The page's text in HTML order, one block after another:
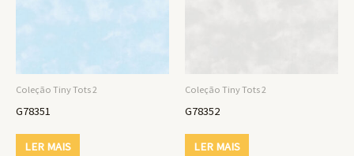
Coleção Tiny Tots 2
G78351
LER MAIS
Coleção Tiny Tots 2
G78352
LER MAIS